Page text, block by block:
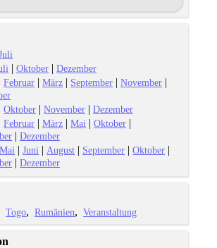
|Oktober |Dezember
|Februar |März | September |November |
|Oktober |November |Dezember
|Februar |März |Mai |Oktober |
|Dezember
Mai |Juni | August | September |Oktober |
|Dezember
Togo Rumänien Veranstaltung